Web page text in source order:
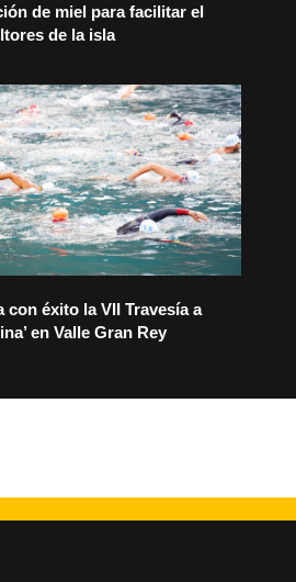
de miel para facilitar el
de la isla
con éxito la VII Travesía a
en Valle Gran Rey